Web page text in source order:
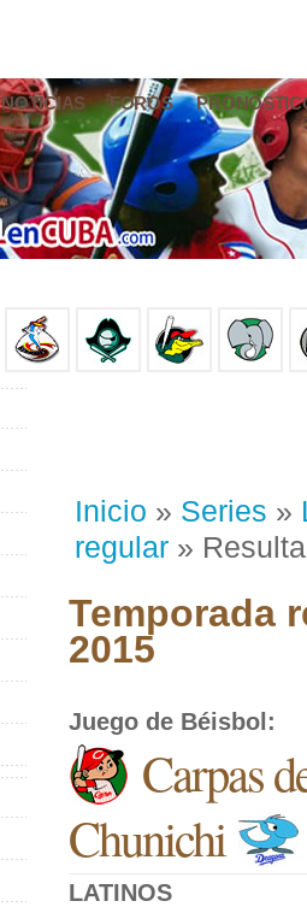
NOTICIAS FOROS
Inicio » Series »
regular »
Temporada
2015
Juego de Béisbol :
Carpas
Chunichi
LATINOS